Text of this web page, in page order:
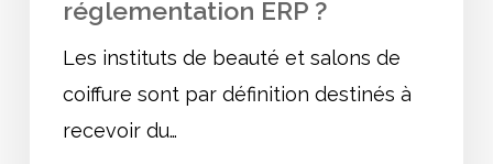
réglementation ERP ?
Les instituts de beauté et salons de
coiffure sont par définition destinés à
recevoir du…